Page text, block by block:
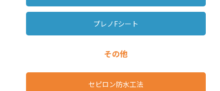
プレノFシート
その他
セピロン防水工法